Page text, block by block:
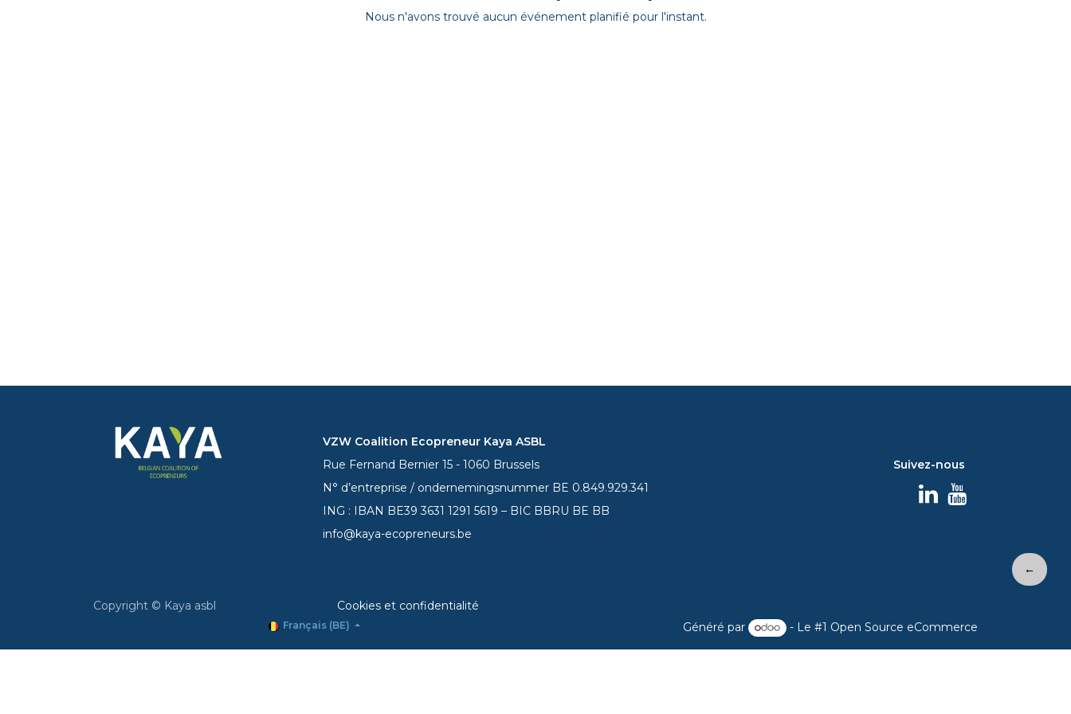
Nous n'avons trouvé aucun événement planifié pour l'instant.
Suivez-nous
←
VZW Coalition Ecopreneur Kaya ASBL
Rue Fernand Bernier 15 - 1060 Brussels
N° d’entreprise / ondernemingsnummer BE 0.849.929.341
ING : IBAN BE393631 1291 5619 – BIC BBRU BE BB
info@kaya-ecopreneurs.be
Copyright © Kaya asbl Cookies et confidentialité
Français (BE) Généré par - Le #1 Open Source eCommerce